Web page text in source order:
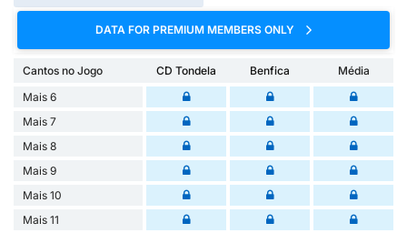
DATA FOR PREMIUM MEMBERS ONLY
Cantos no Jogo CD Tondela Benfica
Média
Mais 6
Mais 7
Mais 8
Mais 9
Mais 10
Mais 11